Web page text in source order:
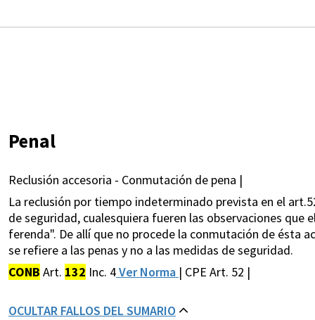
Penal
Reclusión accesoria - Conmutación de pena |
La reclusión por tiempo indeterminado prevista en el
de seguridad, cualesquiera fueren las observaciones que
ferenda". De allí que no procede la conmutación de ésta
se refiere a las penas y no a las medidas de seguridad.
CONB Art. 132 Inc. 4Ver Norma | CPE Art. 52 |
OCULTAR FALLOS DEL SUMARIO